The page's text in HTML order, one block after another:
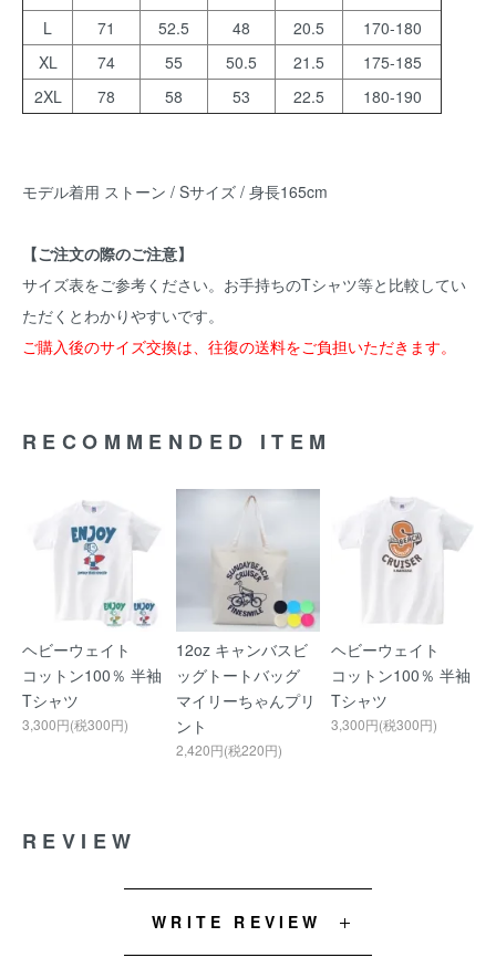
L
71 52.5 48 20.5
170-180
XL
74 55 50.5 21.5
175-185
2XL
78 58 53 22.5 180-190
モデル着用 ストーン / Sサイズ / 身長165cm
【ご注文の際のご注意】
サイズ表をご参考ください。お手持ちのTシャツ等と比較してい
ただくとわかりやすいです。
ご購入後のサイズ交換は、往復の送料をご負担いただきます。
RECOMMENDED ITEM
ヘビーウェイト
コットン100％ 半袖
Tシャツ
3,300円(税300円)
12oz キャンバスビ
ッグトートバッグ
マイリーちゃんプリ
ント
2,420円(税220円)
ヘビーウェイト
コットン100％ 半袖
Tシャツ
3,300円(税300円)
REVIEW
WRITE REVIEW